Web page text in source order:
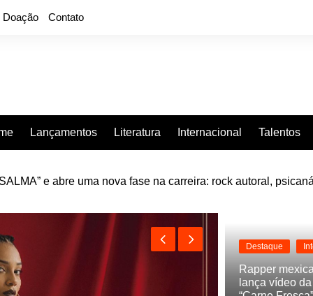
Doação Contato
Lançamentos Literatura Internacional Talentos
e abre uma nova fase na carreira: rock autoral,
“Projeção”, de 2010, nas plataformas digitais
Destaque
Rapper
lança vídeo